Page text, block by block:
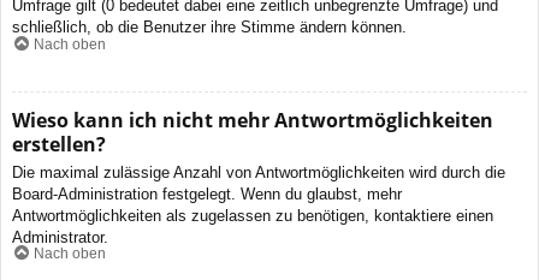
Umfrage gilt (0 bedeutet dabei eine zeitlich unbegrenzte Umfrage) und
schließlich, ob die Benutzer ihre Stimme ändern können.
Nach oben
Wieso kann ich nicht mehr Antwortmöglichkeiten
erstellen?
Die maximal zulässige Anzahl von Antwortmöglichkeiten wird durch die
Board-Administration festgelegt. Wenn du glaubst, mehr
Antwortmöglichkeiten als zugelassen zu benötigen, kontaktiere einen
Administrator.
Nach oben